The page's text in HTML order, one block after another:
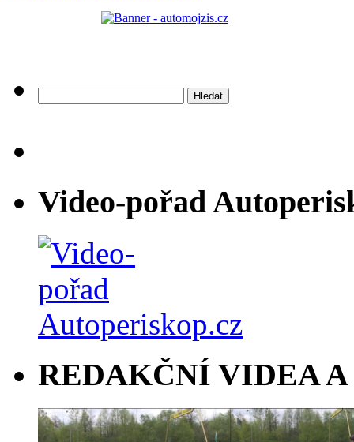
Video-pořad
REDAKČNÍ VIDEA A